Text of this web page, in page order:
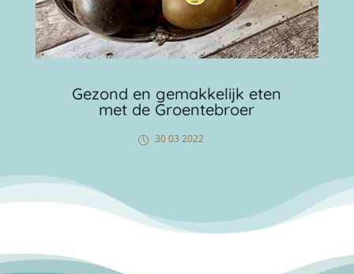
Gezond en gemakkelijk eten
met de Groentebroer
30 03 2022